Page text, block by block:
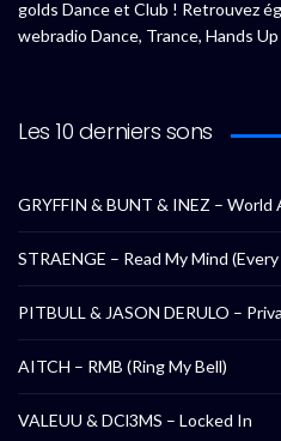
golds Dance et Club ! Retrouvez
webradio Dance, Trance, Hands
Les 10 derniers sons
GRYFFIN & BUNT & INEZ – World
STRAENGE – Read My Mind
PITBULL & JASON DERULO –
AITCH – RMB (Ring My Bell)
VALEUU & DCl3MS – Locked In